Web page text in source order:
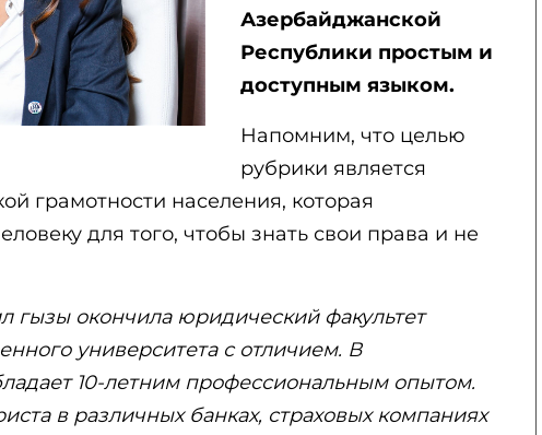
Азербайджанской
Республики простым и
доступным языком.
Напомним, что целью
рубрики является
грамотности населения, которая
для того, чтобы знать свои права и не
гызы окончила юридический факультет
университета с отличием. В
10-летним профессиональным опытом.
в различных банках, страховых компаниях